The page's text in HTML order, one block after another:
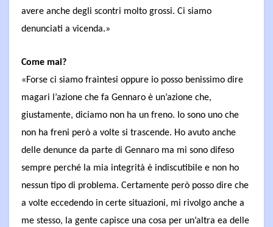
avere anche degli scontri molto grossi. Ci siamo
denunciati a vicenda.»
Come mai?
«Forse ci siamo fraintesi oppure io posso benissimo dire
magari l’azione che fa Gennaro è un’azione che,
giustamente, diciamo non ha un freno. Io sono uno che
non ha freni però a volte si trascende. Ho avuto anche
delle denunce da parte di Gennaro ma mi sono difeso
sempre perché la mia integrità è indiscutibile e non ho
nessun tipo di problema. Certamente però posso dire che
a volte eccedendo in certe situazioni, mi rivolgo anche a
me stesso, la gente capisce una cosa per un’altra ea delle